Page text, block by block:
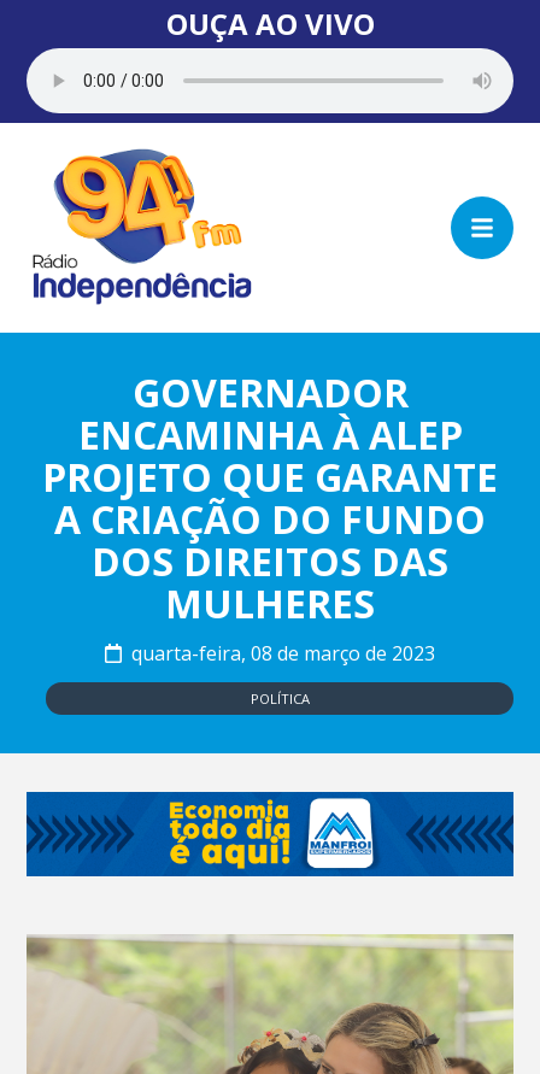
OUÇA AO VIVO
GOVERNADOR
ENCAMINHA À ALEP
PROJETO QUE GARANTE
A CRIAÇÃO DO FUNDO
DOS DIREITOS DAS
MULHERES
quarta-feira, 08 de março de 2023
POLÍTICA